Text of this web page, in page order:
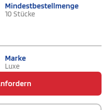
Mindestbestellmenge
10 Stücke
Marke
Luxe